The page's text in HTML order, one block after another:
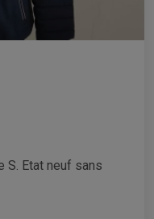
S. Etat neuf sans